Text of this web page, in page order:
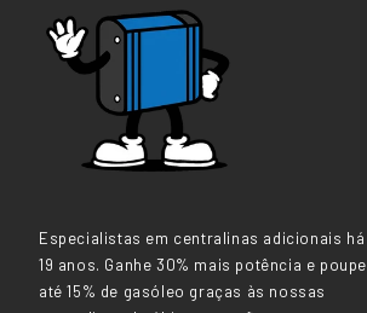
Especialistas em centralinas adicionais há
19 anos. Ganhe 30% mais potência e poupe
até 15% de gasóleo graças às nossas